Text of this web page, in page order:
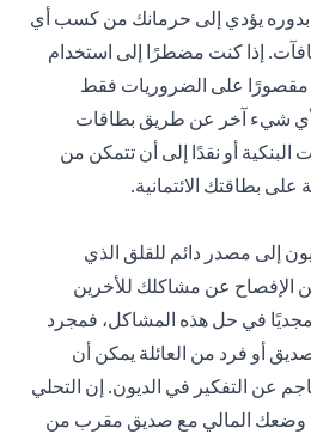
بدوره يؤدي إلى حرمانك من كسب أي
إذا كنت مضطرًا إلى استخدام
مقصورًا على الضروريات فقط
لأي شيء آخر عن طريق بطاقات
البنكية أو نقدًا إلى أن تتمكن من
بطاقتك الائتمانية.
إلى مصدر دائم للقلق الذي
الإفصاح عن مشاكلك للأخرين
في حل هذه المشاكل، فمجرد
أو فرد من العائلة يمكن أن
عن التفكير في الديون. إن التحلي
وضعك المالي مع صديق مقرب من